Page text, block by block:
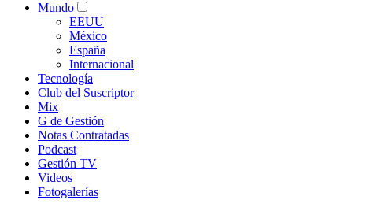
Mundo
EEUU
México
España
Internacional
Tecnología
Club del Suscriptor
Mix
G de Gestión
Notas Contratadas
Podcast
Gestión TV
Videos
Fotogalerías